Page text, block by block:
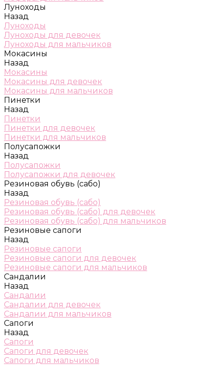
Луноходы
Назад
Луноходы
Луноходы для девочек
Луноходы для мальчиков
Мокасины
Назад
Мокасины
Мокасины для девочек
Мокасины для мальчиков
Пинетки
Назад
Пинетки
Пинетки для девочек
Пинетки для мальчиков
Полусапожки
Назад
Полусапожки
Полусапожки для девочек
Резиновая обувь (сабо)
Назад
Резиновая обувь (сабо)
Резиновая обувь (сабо) для девочек
Резиновая обувь (сабо) для мальчиков
Резиновые сапоги
Назад
Резиновые сапоги
Резиновые сапоги для девочек
Резиновые сапоги для мальчиков
Сандалии
Назад
Сандалии
Сандалии для девочек
Сандалии для мальчиков
Сапоги
Назад
Сапоги
Сапоги для девочек
Сапоги для мальчиков